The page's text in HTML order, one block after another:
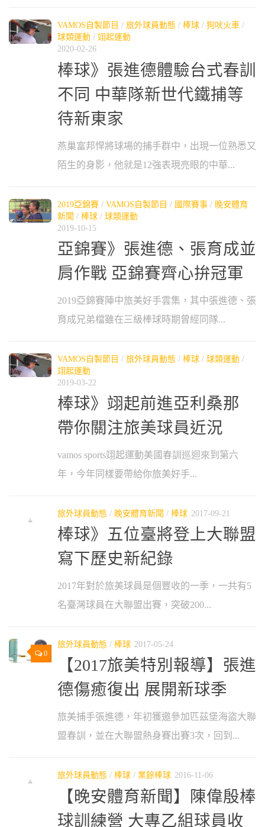
VAMOS自製節目 / 旅外球員動態 / 棒球 / 狗吠火車 /
球類運動 / 翊起運動
2020-02-26
棒球》張進德體驗台式春訓
不同 中華隊新世代鐵捕等
待新東家
燕巢富邦悍將球場的捕手群中，出現一位熟悉又
陌生的身影，他就是12強表現亮眼的中華...
2019亞錦賽 / VAMOS自製節目 / 國際賽事 / 晚安體育
新聞 / 棒球 / 球類運動
2019-10-15
亞錦賽》張進德、張育成並
肩作戰 亞錦賽齊心拚冠軍
2019亞錦賽陣中旅美好手雲集，其中張進德、張
育成兄弟檔雖在三級棒球時期曾經同隊...
VAMOS自製節目 / 旅外球員動態 / 棒球 / 球類運動 /
翊起運動
2019-03-22
棒球》翊起前進亞利桑那
帶你關注旅美球員近況
vamos sports翊起運動美國春訓巡迴來到第六
年，今年同樣要帶給你旅美好手...
旅外球員動態 / 晚安體育新聞 / 棒球 2017-09-21
棒球》五位臺將登上大聯盟
寫下歷史新紀錄
2017年對於旅美球員是個豐收的一季，一共有5
名臺灣球員在大聯盟出賽，突破200...
0
旅外球員動態 / 棒球 2017-05-24
【2017旅美特別報導】張進
德傷癒復出 展開新球季
旅美捕手張進德，年初獲邀參加匹茲堡海盜大聯
盟春訓，並在大聯盟熱身賽出賽3次，回到...
旅外球員動態 / 棒球 / 業餘棒球 2016-11-06
【晚安體育新聞】陳偉殷棒
球訓練營 大專乙組球員收